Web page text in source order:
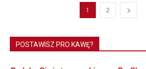
1 2
POSTAWISZ PRO KAWĘ?